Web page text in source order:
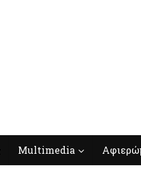
Multimedia